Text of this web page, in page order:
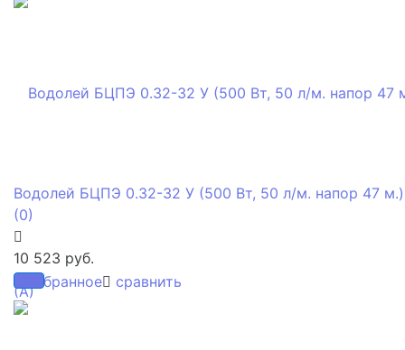
избранное сравнить
Водолей БЦПЭ 0.32-32 У (500 Вт, 50 л/м. напор 47
(0)
10 523 руб.